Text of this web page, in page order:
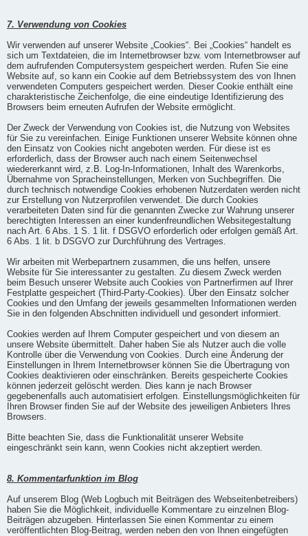
7. Verwendung von Cookies
Wir verwenden auf unserer Website „Cookies“. Bei „Cookies“ handelt es
sich um Textdateien, die im Internetbrowser bzw. vom Internetbrowser auf
dem aufrufenden Computersystem gespeichert werden. Rufen Sie eine
Website auf, so kann ein Cookie auf dem Betriebssystem des von Ihnen
verwendeten Computers gespeichert werden. Dieser Cookie enthält eine
charakteristische Zeichenfolge, die eine eindeutige Identifizierung des
Browsers beim erneuten Aufrufen der Website ermöglicht.
Der Zweck der Verwendung von Cookies ist, die Nutzung von Websites
für Sie zu vereinfachen. Einige Funktionen unserer Website können ohne
den Einsatz von Cookies nicht angeboten werden. Für diese ist es
erforderlich, dass der Browser auch nach einem Seitenwechsel
wiedererkannt wird, z.B. Log-In-Informationen, Inhalt des Warenkorbs,
Übernahme von Spracheinstellungen, Merken von Suchbegriffen. Die
durch technisch notwendige Cookies erhobenen Nutzerdaten werden nicht
zur Erstellung von Nutzerprofilen verwendet. Die durch Cookies
verarbeiteten Daten sind für die genannten Zwecke zur Wahrung unserer
berechtigten Interessen an einer kundenfreundlichen Websitegestaltung
nach Art. 6 Abs. 1 S. 1 lit. f DSGVO erforderlich oder erfolgen gemäß Art.
6 Abs. 1 lit. b DSGVO zur Durchführung des Vertrages.
Wir arbeiten mit Werbepartnern zusammen, die uns helfen, unsere
Website für Sie interessanter zu gestalten. Zu diesem Zweck werden
beim Besuch unserer Website auch Cookies von Partnerfirmen auf Ihrer
Festplatte gespeichert (Third-Party-Cookies). Über den Einsatz solcher
Cookies und den Umfang der jeweils gesammelten Informationen werden
Sie in den folgenden Abschnitten individuell und gesondert informiert.
Cookies werden auf Ihrem Computer gespeichert und von diesem an
unsere Website übermittelt. Daher haben Sie als Nutzer auch die volle
Kontrolle über die Verwendung von Cookies. Durch eine Änderung der
Einstellungen in Ihrem Internetbrowser können Sie die Übertragung von
Cookies deaktivieren oder einschränken. Bereits gespeicherte Cookies
können jederzeit gelöscht werden. Dies kann je nach Browser
gegebenenfalls auch automatisiert erfolgen. Einstellungsmöglichkeiten für
Ihren Browser finden Sie auf der Website des jeweiligen Anbieters Ihres
Browsers.
Bitte beachten Sie, dass die Funktionalität unserer Website
eingeschränkt sein kann, wenn Cookies nicht akzeptiert werden.
8. Kommentarfunktion im Blog
Auf unserem Blog (Web Logbuch mit Beiträgen des Webseitenbetreibers)
haben Sie die Möglichkeit, individuelle Kommentare zu einzelnen Blog-
Beiträgen abzugeben. Hinterlassen Sie einen Kommentar zu einem
veröffentlichten Blog-Beitrag, werden neben den von Ihnen eingefügten